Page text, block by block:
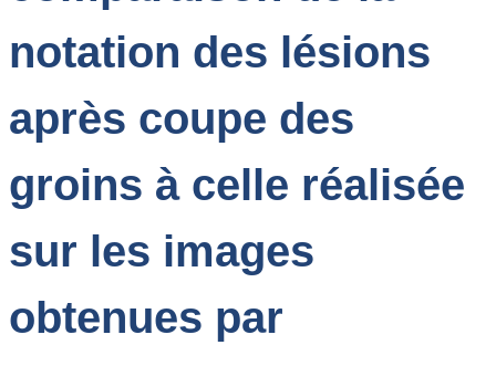
notation des lésions
après coupe des
groins à celle réalisée
sur les images
obtenues par